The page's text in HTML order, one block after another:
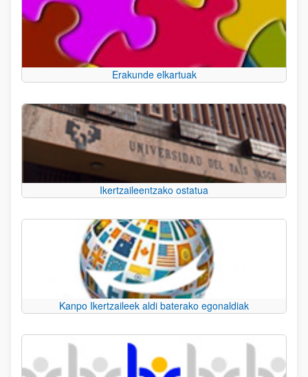
Erakunde elkartuak
Ikertzaileentzako ostatua
Kanpo Ikertzaileek aldi baterako egonaldiak